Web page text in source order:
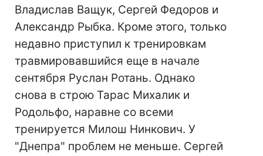
Владислав Ващук, Сергей Федоров и
Александр Рыбка. Кроме этого, только
недавно приступил к тренировкам
травмировавшийся еще в начале
сентября Руслан Ротань. Однако
снова в строю Тарас Михалик и
Родольфо, наравне со всеми
тренируется Милош Нинкович. У
"Днепра" проблем не меньше. Сергей